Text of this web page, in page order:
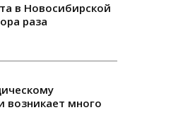
в Новосибирской
раза
возникает много